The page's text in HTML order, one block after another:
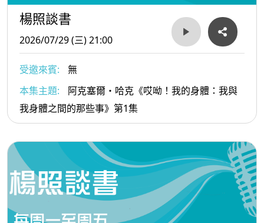
楊照談書
2026/07/29 (三) 21:00
受邀來賓:
無
本集主題:
阿克塞爾・哈克《哎呦！我的身體：我與
我身體之間的那些事》第1集